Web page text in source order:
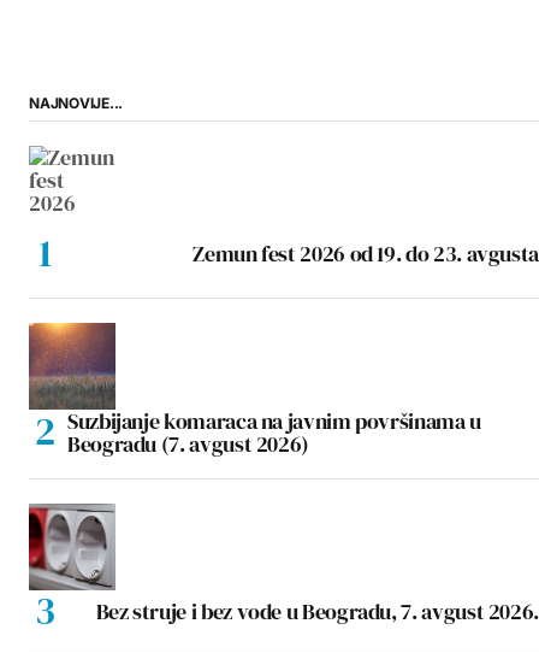
NAJNOVIJE...
Zemun fest 2026 od 19. do 23. avgusta
Suzbijanje komaraca na javnim površinama u
Beogradu (7. avgust 2026)
Bez struje i bez vode u Beogradu, 7. avgust 2026.